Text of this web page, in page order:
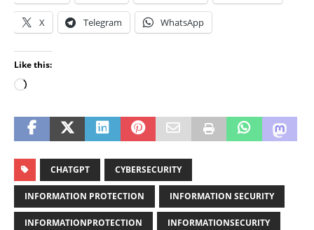
X Telegram WhatsApp
Like this:
CHATGPT CYBERSECURITY
INFORMATION PROTECTION INFORMATION SECURITY
INFORMATIONPROTECTION INFORMATIONSECURITY